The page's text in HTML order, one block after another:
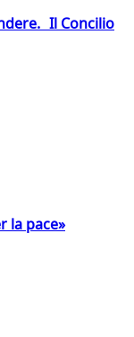
Il Concilio
la pace»